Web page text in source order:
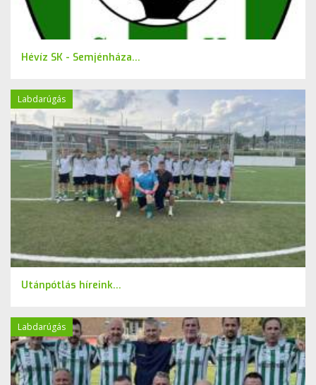
Hévíz SK - Semjénháza...
Labdarúgás
Utánpótlás híreink...
Labdarúgás